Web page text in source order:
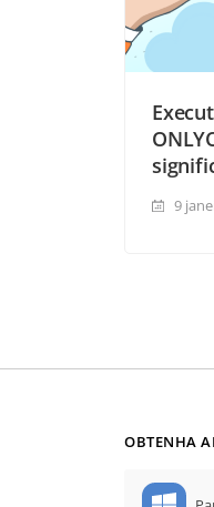
9
OBTENHA